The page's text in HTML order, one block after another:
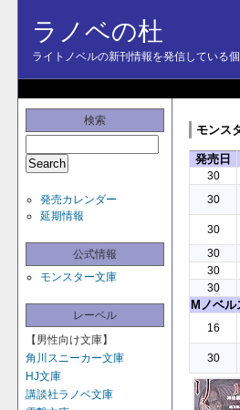
ラノベの杜
ライトノベルの新刊情報を発信している
検索
発売カレンダー
延期情報
公式情報
モンスター文庫
レーベル
【男性向け文庫】
角川スニーカー文庫
HJ文庫
講談社ラノベ文庫
モンス
発売日
30
30
30
30
30
30
Mノベル
16
30